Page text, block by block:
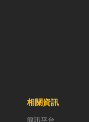
這時，車床子
相關資訊
簡訊平台